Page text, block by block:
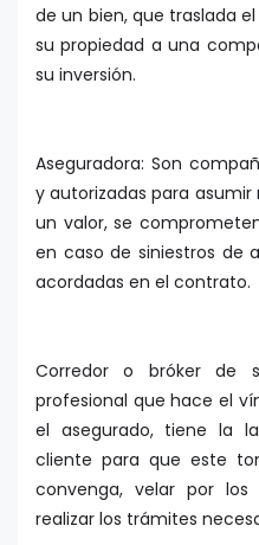
de un bien, que traslada
su propiedad a una
su inversión.
Aseguradora: Son
y autorizadas para asumir
un valor, se
en caso de siniestros de
acordadas en el contrato.
Corredor o bróker de
profesional que hace el
el asegurado, tiene la
cliente para que este
convenga, velar por
realizar los trámites